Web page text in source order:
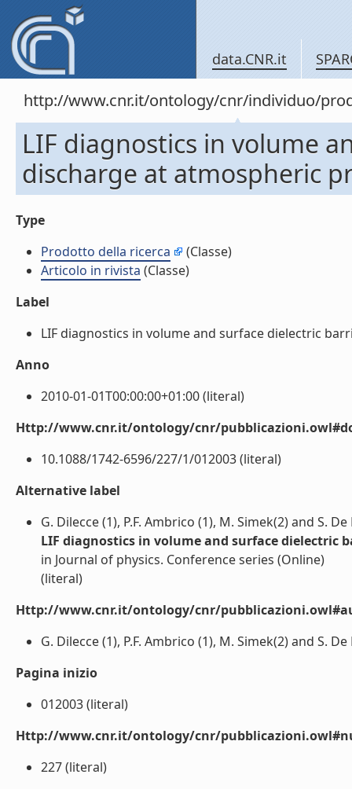
data.CNR.it
http://www.cnr.it/ontology/cnr/individuo/
LIF diagnostics in volume
discharge at atmospheric
Type
Prodotto della ricerca
(Classe)
Articolo in rivista (Classe)
Label
LIF diagnostics in volume and surface dielectric
Anno
2010-01-01T00:00:00+01:00 (literal)
Http://www.cnr.it/ontology/cnr/
10.1088/1742-6596/227/1/012003 (literal)
Alternative label
G. Dilecce (1), P.F. Ambrico (1), M. Simek(2) and S.
LIF diagnostics in volume and surface dielectric
in Journal of physics. Conference series (Online)
(literal)
Http://www.cnr.it/ontology/cnr/
G. Dilecce (1), P.F. Ambrico (1), M. Simek(2) and S.
Pagina inizio
012003 (literal)
Http://www.cnr.it/ontology/cnr/
227 (literal)